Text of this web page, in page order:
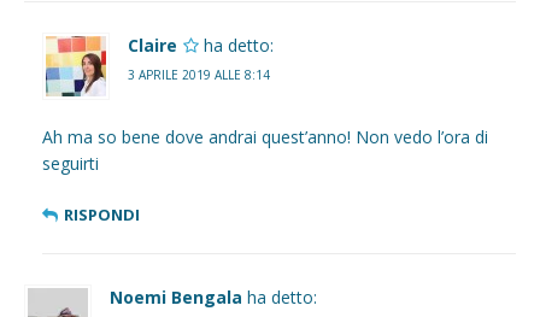
Claire ha detto:
3 APRILE 2019 ALLE 8:14
Ah ma so bene dove andrai quest’anno! Non vedo l’ora di
seguirti
RISPONDI
Noemi Bengala ha detto: